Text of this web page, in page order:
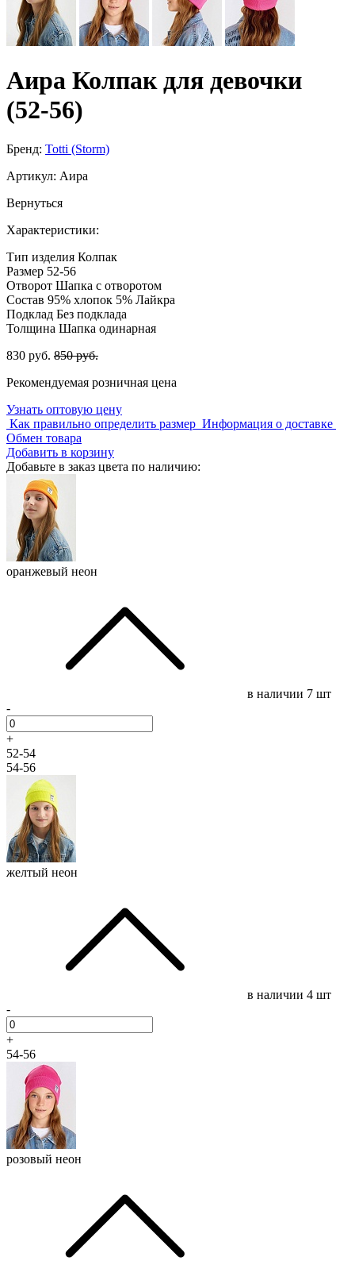
Аира Колпак для девочки
(52-56)
Бренд: Totti (Storm)
Артикул: Аира
Вернуться
Характеристики:
Тип изделия Колпак
Размер 52-56
Отворот Шапка с отворотом
Состав 95% хлопок 5% Лайкра
Подклад Без подклада
Толщина Шапка одинарная
830 руб. 850 руб.
Рекомендуемая розничная цена
Узнать оптовую цену
Как правильно определить размер Информация о доставке
Обмен товара
Добавить в корзину
Добавьте в заказ цвета по наличию:
оранжевый неон
в наличии 7 шт
-
+
52-54
54-56
желтый неон
в наличии 4 шт
-
+
54-56
розовый неон